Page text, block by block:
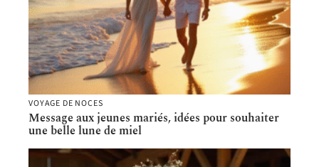
VOYAGE DE NOCES
Message aux jeunes mariés, idées pour souhaiter
une belle lune de miel